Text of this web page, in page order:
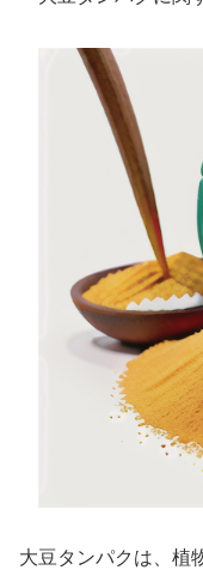
大豆タンパクは、植